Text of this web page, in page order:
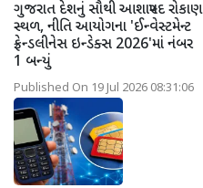
ગુજરાત દેશનું સૌથી આશાસ્પદ રોકાણ
સ્થળ, નીતિ આયોગના 'ઈન્વેસ્ટમેન્ટ
ફ્રેન્ડલીનેસ ઇન્ડેક્સ 2026'માં નંબર
1 બન્યું
Published On 19 Jul 2026 08:31:06